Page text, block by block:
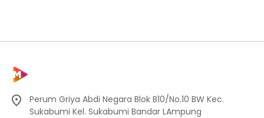
Perum Griya Abdi Negara Blok B10/No.10 BW Kec.
Sukabumi Kel. Sukabumi Bandar LAmpung